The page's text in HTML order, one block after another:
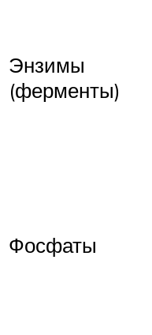
Энзимы
(ферменты)
Фосфаты